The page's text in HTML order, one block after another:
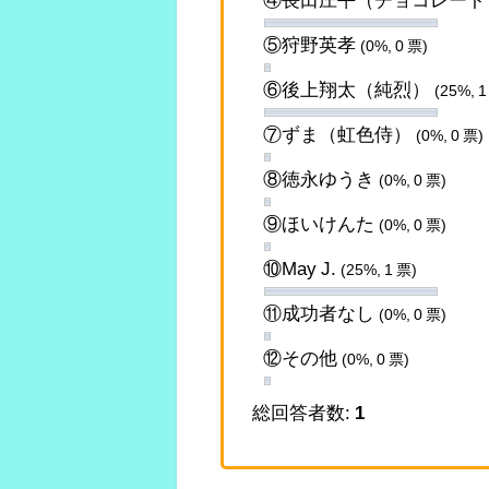
⑤狩野英孝 (0%, 0 票)
⑥後上翔太（純烈） (25%, 1
⑦ずま（虹色侍） (0%, 0 票)
⑧徳永ゆうき (0%, 0 票)
⑨ほいけんた (0%, 0 票)
⑩May J. (25%, 1 票)
⑪成功者なし (0%, 0 票)
⑫その他 (0%, 0 票)
総回答者数: 1